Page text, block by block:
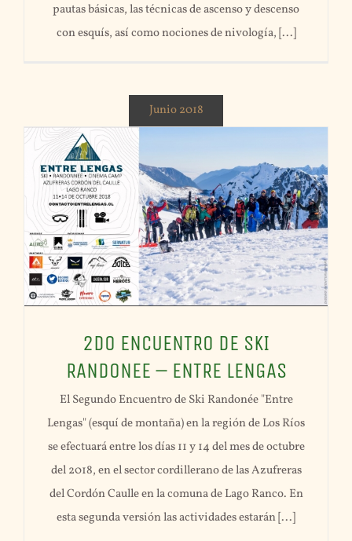
pautas básicas, las técnicas de ascenso y descenso
con esquís, así como nociones de nivología, [...]
Junio 2018
2DO ENCUENTRO DE SKI
RANDONEE – ENTRE LENGAS
El Segundo Encuentro de Ski Randonée "Entre
Lengas" (esquí de montaña) en la región de Los Ríos
se efectuará entre los días 11 y 14 del mes de octubre
del 2018, en el sector cordillerano de las Azufreras
del Cordón Caulle en la comuna de Lago Ranco. En
esta segunda versión las actividades estarán [...]